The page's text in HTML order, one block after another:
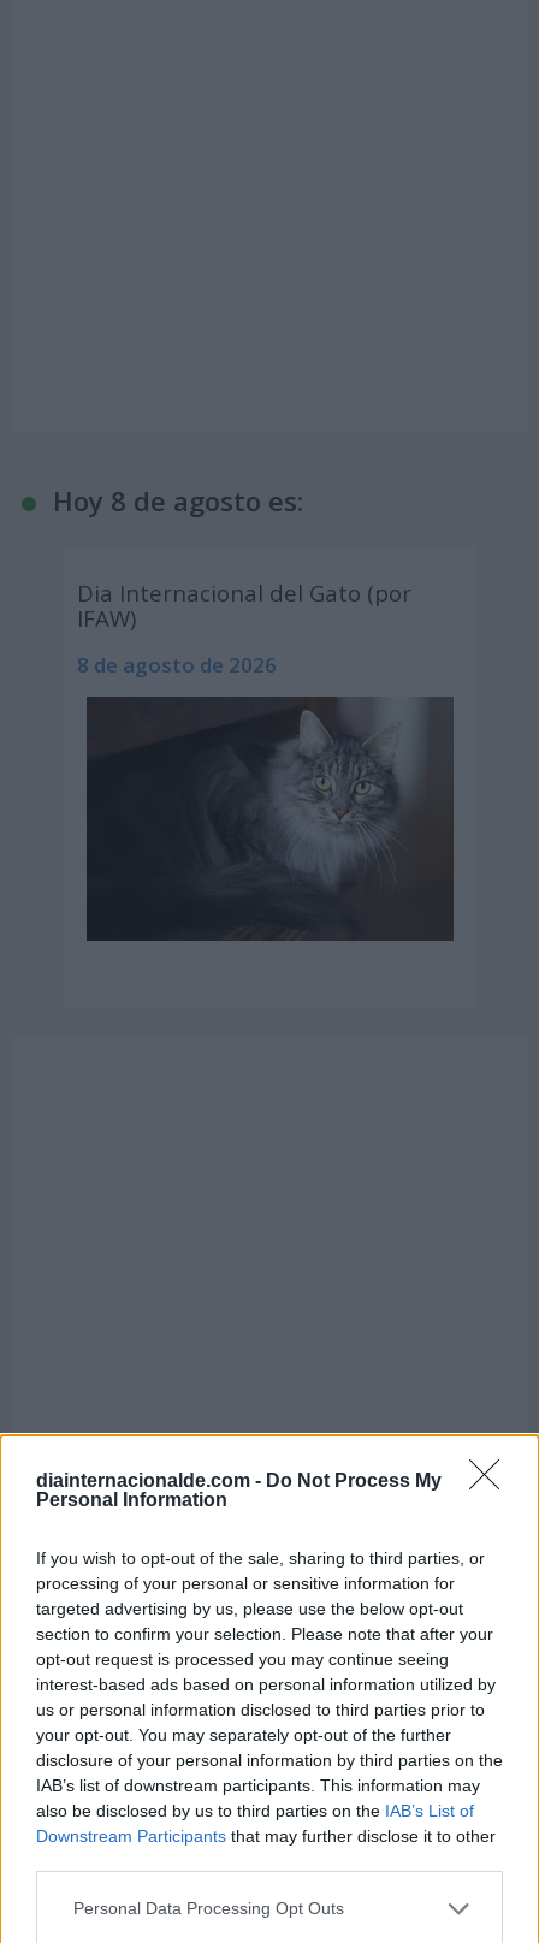
diainternacionalde.com - Do Not Process My
Personal Information
If you wish to opt-out of the sale, sharing to third parties, or
processing of your personal or sensitive information for
targeted advertising by us, please use the below opt-out
section to confirm your selection. Please note that after your
opt-out request is processed you may continue seeing
interest-based ads based on personal information utilized by
us or personal information disclosed to third parties prior to
your opt-out. You may separately opt-out of the further
disclosure of your personal information by third parties on the
IAB’s list of downstream participants. This information may
also be disclosed by us to third parties on the IAB’s List of
Downstream Participants that may further disclose it to other
Personal Data Processing Opt Outs
Hoy 8 de agosto es:
Dia Internacional del Gato (por
IFAW)
8 de agosto de 2026
Día Internacional del Orgasmo
Femenino
8 de agosto de 2026